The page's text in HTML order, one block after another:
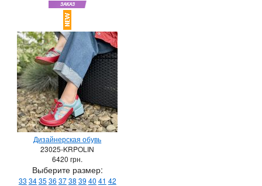
Дизайнерская обувь
23025-KRPOLIN
6420 грн.
Выберите размер:
33 3435 36 3738 39 40 41 42